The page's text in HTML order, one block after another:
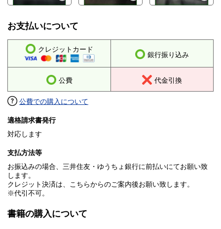
お支払いについて
クレジットカード
銀行振り込み
公費 代金引換
公費での購入について
適格請求書発行
対応します
支払方法等
お振込みの場合、三井住友・ゆうちょ銀行に前払いにてお願い致
します。
クレジット決済は、こちらからのご案内後お願い致します。
※代引不可。
書籍の購入について